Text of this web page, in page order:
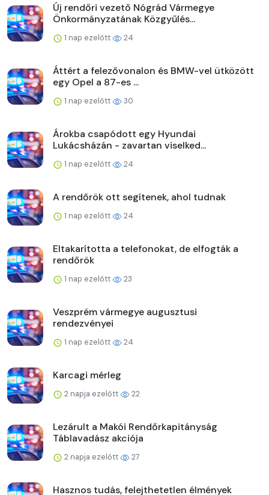
Új rendőri vezető Nógrád Vármegye
Önkormányzatának Közgyűlés...
1 nap ezelőtt 24
Áttért a felezővonalon és BMW-vel ütközött
egy Opel a 87-es ...
1 nap ezelőtt 30
Árokba csapódott egy Hyundai
Lukácsházán - zavartan viselked...
1 nap ezelőtt 24
A rendőrök ott segítenek, ahol tudnak
1 nap ezelőtt 24
Eltakarította a telefonokat, de elfogták a
rendőrök
1 nap ezelőtt 23
Veszprém vármegye augusztusi
rendezvényei
1 nap ezelőtt 24
Karcagi mérleg
2 napja ezelőtt 22
Lezárult a Makói Rendőrkapitányság
Táblavadász akciója
2 napja ezelőtt 27
Hasznos tudás, felejthetetlen élmények